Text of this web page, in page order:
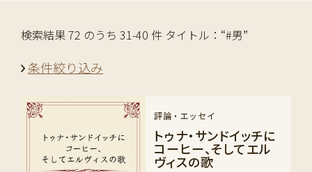
検索結果 72 のうち 31-40 件 タイトル：“#男”
条件絞り込み
評論・エッセイ
トゥナ・サンドイッチに
コーヒー、そしてエル
ヴィスの歌